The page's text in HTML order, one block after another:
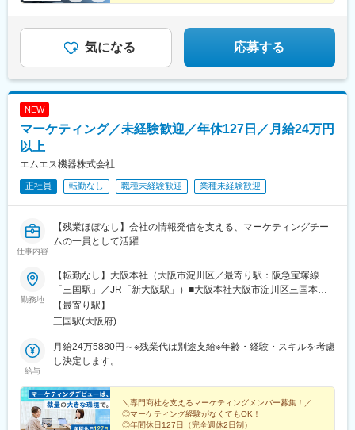
新しいキャリアをスタートしませんか？
気になる 応募する
NEW
マーケティング／未経験歓迎／年休127日／月給24万円
以上
エムエス機器株式会社
正社員 転勤なし 職種未経験歓迎 業種未経験歓迎
仕事内容
【残業ほぼなし】会社の情報発信を支える、マーケティングチー
ムの一員として活躍
勤務地
【転勤なし】大阪本社（大阪市淀川区／最寄り駅：阪急宝塚線
「三国駅」／JR「新大阪駅」）■大阪本社大阪市淀川区三国本町2
丁目12番4号◎アクセス：・阪急宝塚線「三国駅」・JR「新大阪
駅」※受動喫煙対策：あり（屋内禁煙）
【最寄り駅】
三国駅(大阪府)
給与
月給24万5880円～※残業代は別途支給※年齢・経験・スキルを考慮
し決定します。
＼専門商社を支えるマーケティングメンバー募集！／
◎マーケティング経験がなくてもOK！
◎年間休日127日（完全週休2日制）